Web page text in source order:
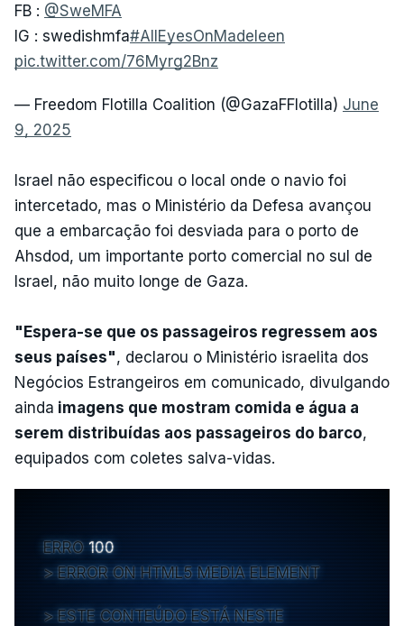
FB : @SweMFA
IG : swedishmfa#AllEyesOnMadeleen
pic.twitter.com/76Myrg2Bnz
— Freedom Flotilla Coalition (@GazaFFlotilla) June
9, 2025
Israel não especificou o local onde o navio foi
intercetado, mas o Ministério da Defesa avançou
que a embarcação foi desviada para o porto de
Ahsdod, um importante porto comercial no sul de
Israel, não muito longe de Gaza.
"Espera-se que os passageiros regressem aos
seus países", declarou o Ministério israelita dos
Negócios Estrangeiros em comunicado, divulgando
ainda imagens que mostram comida e água a
serem distribuídas aos passageiros do barco,
equipados com coletes salva-vidas.
ERRO 100
ERROR ON HTML5 MEDIA ELEMENT
ESTE CONTEÚDO ESTÁ NESTE